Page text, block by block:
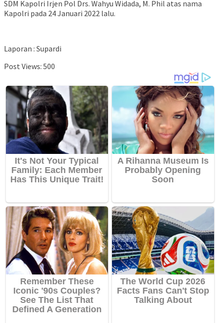
SDM Kapolri Irjen Pol Drs. Wahyu Widada, M. Phil atas nama
Kapolri pada 24 Januari 2022 lalu.
Laporan : Supardi
Post Views: 500